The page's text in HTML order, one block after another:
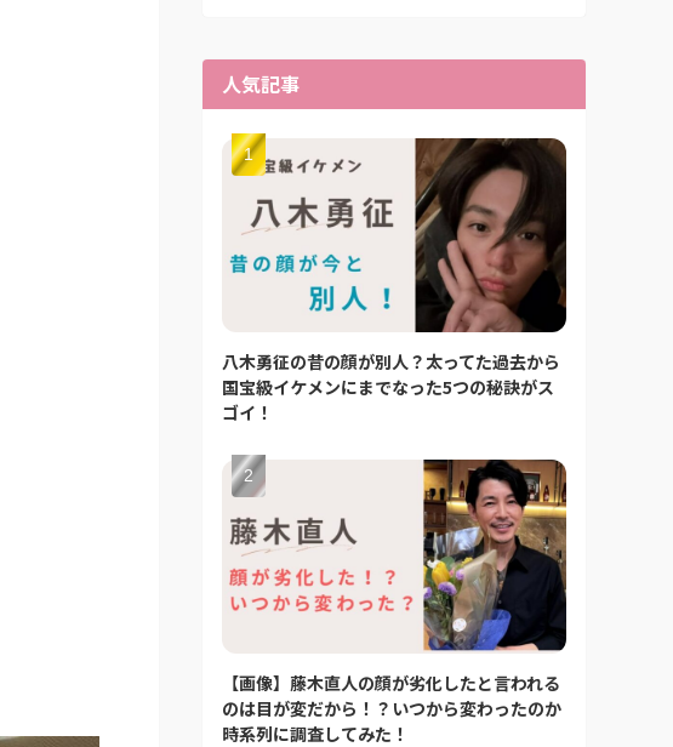
人気記事
八木勇征の昔の顔が別人？太ってた過去から
国宝級イケメンにまでなった5つの秘訣がス
ゴイ！
【画像】藤木直人の顔が劣化したと言われる
のは目が変だから！？いつから変わったのか
時系列に調査してみた！